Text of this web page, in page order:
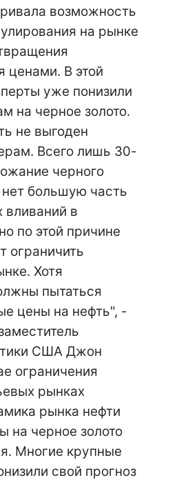
возможность
на рынке
ценами. В этой
уже понизили
на черное золото.
не выгоден
Всего лишь 30-
черного
нет большую часть
вливаний в
по этой причине
ограничить
Хотя
пытаться
цены на нефть", -
США Джон
ограничения
рынках
рынка нефти
на черное золото
Многие крупные
свой прогноз